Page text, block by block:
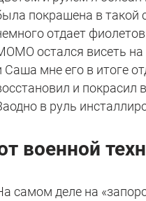
покрашена в такой
отдает
остался висеть
Саша мне его в итоге
и покрасил
в руль
военной
самом деле на